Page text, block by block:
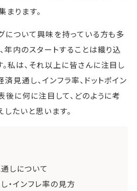
ります。
について興味を持っている方も多
年内のスタートすることは織り込
私は、それ以上に皆さんに注目し
見通し、インフラ率、ドットポイン
後に何に注目して、どのように考
たいと思います。
しについて
・インフレ率の見方